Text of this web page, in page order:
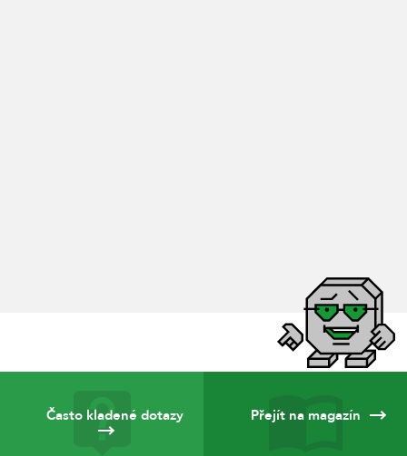
Často kladené dotazy Přejít na magazín